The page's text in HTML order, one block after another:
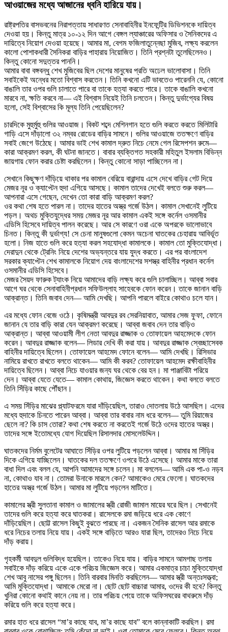
আওয়াজের মধ্যে আজানের ধ্বনি হারিয়ে যায়।
রাষ্ট্রপতির বাসভবনের নিরাপত্তায় সাধারণত সেনাবাহিনীর ইনফেন্ট্রি ডিভিশনকে দায়িত্ব
দেওয়া হয়। কিন্তু মাত্র ১০-১২ দিন আগে বেঙ্গল ল্যাঞ্চারের অফিসার ও সৈনিকদের এ
দায়িত্বে নিয়োগ দেওয়া হয়েছে। আমার মা, বেগম ফজিলাতুন্নেছা মুজিব, লক্ষ্য করলেন
কালো পোশাকধারী সৈনিকরা বাড়ির পাহারায় নিয়োজিত। তিনি প্রশ্নটা তুলেছিলেনও।
কিন্তু কোনো সদুত্তর পাননি।
আমার বাবা বঙ্গবন্ধু শেখ মুজিবের ছিল দেশের মানুষের প্রতি অঢেল ভালোবাসা। তিনি
সবাইকেই অন্ধের মতো বিশ্বাস করতেন। তিনি কখনো এটি ভাবতেও পারেননি যে, কোনো
বাঙালি তার ওপর গুলি চালাতে পারে বা তাকে হত্যা করতে পারে। তাকে বাঙালি কখনো
মারবে না, ক্ষতি করবে না— এই বিশ্বাস নিয়েই তিনি চলতেন। কিন্তু দুর্ভাগ্যের বিষয়
হলো, সেই বিশ্বাসের কি মূল্য তিনি পেয়েছিলেন?
চারদিকে মুহুর্মুহু গুলির আওয়াজ। বিকট শব্দে মেশিনগান হতে গুলি করতে করতে মিলিটারি
গাড়ি এসে দাঁড়ালো ৩২ নম্বর রোডের বাড়ির সামনে। গুলির আওয়াজে ততক্ষণে বাড়ির
সবাই জেগে উঠেছে। আমার ভাই শেখ কামাল দ্রুত নিচে নেমে গেল রিসেপশন রুমে—
কারা আক্রমণ করল, কী ঘটনা জানতে। বাবার ব্যক্তিগত সহকারী মহিতুল ইসলাম বিভিন্ন
জায়গায় ফোন করার চেষ্টা করছিলেন। কিন্তু কোনো সাড়া পাচ্ছিলেন না।
সেখানে কিছুক্ষণ দাঁড়িয়ে থাকার পর কামাল বেরিয়ে বারান্দায় এসে দেখে বাড়ির গেট দিয়ে
মেজর নূর ও ক্যাপ্টেন হুদা এগিয়ে আসছে। কামাল তাদের দেখেই বলতে শুরু করল—
আপনারা এসে গেছেন, দেখেন তো কারা বাড়ি আক্রমণ করল?
ওর কথা শেষ হতে পারল না। তাদের হাতের অস্ত্র গর্জে উঠল। কামাল সেখানেই লুটিয়ে
পড়ল। অথচ মুক্তিযুদ্ধের সময় মেজর নূর আর কামাল একই সঙ্গে কর্নেল ওসমানীর
এডিসি হিসেবে দায়িত্ব পালন করেছে। আর সে কারণে ওরা একে অপরকে ভালোভাবে
চিনত। কিন্তু কী দুর্ভাগ্য! সে চেনা মানুষগুলো কেমন অচেনা ঘাতকের চেহারায় আবির্ভূত
হলো। নিজ হাতে গুলি করে হত্যা করল সহযোদ্ধা কামালকে। কামাল তো মুক্তিযোদ্ধা।
দেরাদুন থেকে ট্রেনিং নিয়ে দেশের অভ্যন্তরে যায় যুদ্ধ করতে। এর পর বাংলাদেশ
সরকার ক্যাপ্টেন শেখ কামালকে নিয়োগ দেয় বাংলাদেশের সশস্ত্র বাহিনীর প্রধান কর্নেল
ওসমানীর এডিসি হিসেবে।
মেজর সৈয়দ ফারুক ট্যাংক নিয়ে আমাদের বাড়ি লক্ষ্য করে গুলি চালাচ্ছিল। আব্বা সবার
আগে ঘর থেকে সেনাবাহিনীপ্রধান সফিউল্লাহ সাহেবকে ফোন করেন। তাকে জানান বাড়ি
আক্রান্ত। তিনি জবাব দেন— আমি দেখছি। আপনি পারলে বাইরে কোথাও চলে যান।
এর মধ্যে ফোন বেজে ওঠে। কৃষিমন্ত্রী আবদুর রব সেরনিয়াবাত, আমার সেজ ফুফা, ফোনে
জানান যে তার বাড়ি কারা যেন আক্রমণ করেছে। আব্বা জবাব দেন তার বাড়িও
আক্রান্ত। আব্বা আওয়ামী লীগ নেতা আবদুর রাজ্জাক ও তোফায়েল আহমেদকে ফোন
করেন। আবদুর রাজ্জাক বলেন— লিডার দেখি কী করা যায়। আবদুর রাজ্জাক স্বেচ্ছাসেবক
বাহিনীর দায়িত্বে ছিলেন। তোফায়েল আহমেদ ফোনে বলেন— আমি দেখছি। রিসিভার
নামিয়ে রাখতে রাখতে বলতে থাকেন— আমি কী করব? তোফায়েল আহমেদ রক্ষীবাহিনীর
দায়িত্বে ছিলেন। আব্বা নিচে যাওয়ার জন্য ঘর থেকে বের হন। মা পাঞ্জাবিটা পরিয়ে
দেন। আব্বা যেতে যেতে— কামাল কোথায়, জিজ্ঞেস করতে থাকেন। কথা বলতে বলতে
তিনি সিঁড়ির কাছে পৌঁছান।
এ সময় সিঁড়ির মাঝের প্ল্যাটফরমে যারা দাঁড়িয়েছিল, তারাও দোতলায় উঠে আসছিল। এদের
মধ্যে হুদাকে চিনতে পারেন আব্বা। আব্বা তার বাবার নাম ধরে বলেন— তুমি রিয়াজের
ছেলে না? কি চাস তোরা? কথা শেষ করতে না করতেই গর্জে উঠে ওদের হাতের অস্ত্র।
তাদের সঙ্গে ইতোমধ্যে যোগ দিয়েছিল রিসালদার মোসলেউদ্দিন।
ঘাতকদের নির্মম বুলেটের আঘাতে সিঁড়ির ওপর লুটিয়ে পড়লেন আব্বা। আমার মা সিঁড়ির
দিকে এগিয়ে যাচ্ছিলেন। ঘাতকের দল ততক্ষণে ওপরে উঠে এসেছে। আমার মাকে তারা
বাধা দিল এবং বলল যে, আপনি আমাদের সঙ্গে চলেন। মা বললেন— আমি এক পা-ও নড়ব
না, কোথাও যাব না। তোমরা উনাকে মারলে কেন? আমাকেও মেরে ফেলো। ঘাতকদের
হাতের অস্ত্র গর্জে উঠল। আমার মা লুটিয়ে পড়লেন মাটিতে।
কামালের স্ত্রী সুলতানা কামাল ও জামালের স্ত্রী রোজী জামাল মায়ের ঘরে ছিল। সেখানেই
তাদের গুলি করে হত্যা করে ঘাতকরা। রাসেলকে রমা জড়িয়ে ধরে এক কোণে
দাঁড়িয়েছিল। ছোট্ট রাসেল কিছুই বুঝতে পারছে না। একজন সৈনিক রাসেল আর রমাকে
ধরে নিচের তলায় নিয়ে যায়। একই সঙ্গে বাড়িতে আরও যারা ছিল, তাদেরও নিচে নিয়ে
দাঁড় করায়।
গৃহকর্মী আবদুল গুলিবিদ্ধ হয়েছিল। তাকেও নিয়ে যায়। বাড়ির সামনে আমগাছ তলায়
সবাইকে দাঁড় করিয়ে একে একে পরিচয় জিজ্ঞেস করে। আমার একমাত্র চাচা মুক্তিযোদ্ধা
শেখ আবু নাসের পঙ্গু ছিলেন। তিনি বারবার মিনতি করছিলেন— আমার স্ত্রী অন্তঃসত্ত্বা;
আমি মুক্তিযোদ্ধা। আমাকে মেরো না। ছোট ছোট বাচ্চারা আমার, ওদের কী হবে? কিন্তু
খুনিরা কোনো কথাই কানে নেয় না। তার পরিচয় পেয়ে তাকে অফিসঘরের বাথরুমে দাঁড়
করিয়ে গুলি করে হত্যা করে।
রমার হাত ধরে রাসেল “মা’র কাছে যাব, মা’র কাছে যাব” বলে কান্নাকাটি করছিল। রমা